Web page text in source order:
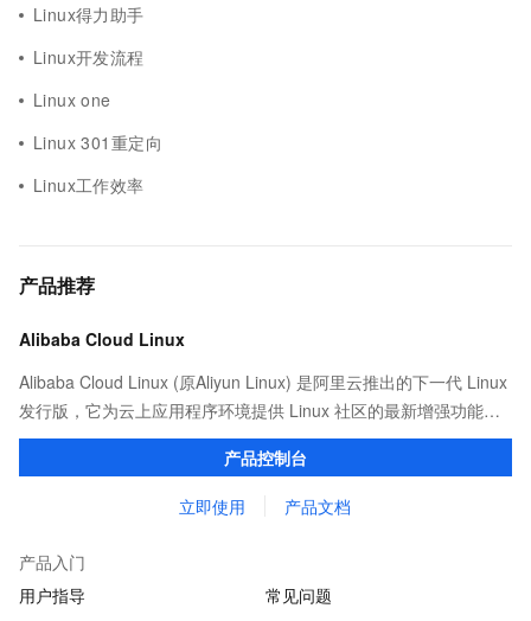
Linux得力助手
Linux开发流程
Linux one
Linux 301重定向
Linux工作效率
产品推荐
Alibaba Cloud Linux
Alibaba Cloud Linux (原Aliyun Linux) 是阿里云推出的下一代 Linux
发行版，它为云上应用程序环境提供 Linux 社区的最新增强功能，
在提供云上最佳用户体验的同时，也针对阿里云基础设施做了深度
产品控制台
立即使用 产品文档
产品入门
用户指导
常见问题